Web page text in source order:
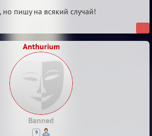
но пишу на всякий случай!
Anthurium
Banned
9